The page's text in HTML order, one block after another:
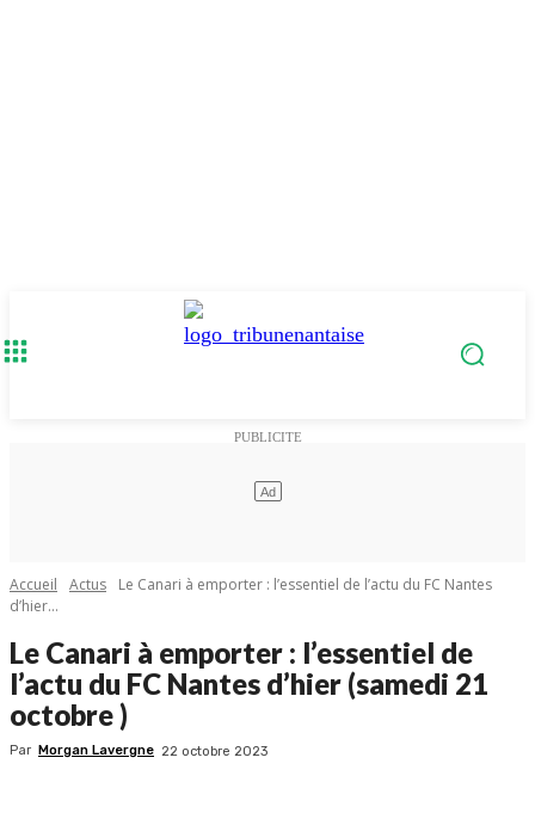
Accueil Actus
Le Canari à emporter : l’essentiel de l’actu du FC Nantes
d’hier...
Le Canari à emporter : l’essentiel de
l’actu du FC Nantes d’hier (samedi 21
octobre )
Par Morgan Lavergne 22 octobre 2023